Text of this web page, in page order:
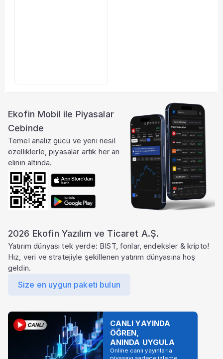
Ekofin Mobil ile Piyasalar
Cebinde
Temel analiz gücü ve yeni nesil
özelliklerle, piyasalar artık her an
elinin altında.
2026 Ekofin Yazılım ve Ticaret A.Ş.
Yatırım dünyası tek yerde: BIST, fonlar, endeksler & kripto!
Hız, veri ve stratejiyle şekillenen yatırım dünyasına hoş
geldin.
Size en uygun paketi bulun
CANLI YAYINDA
ÖĞREN,
ANINDA UYGULA
Online canlı yayınlarla